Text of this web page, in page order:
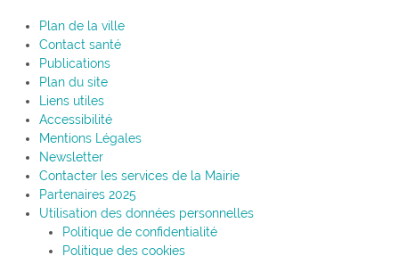
Plan de la ville
Contact santé
Publications
Plan du site
Liens utiles
Accessibilité
Mentions Légales
Newsletter
Contacter les services de la Mairie
Partenaires 2025
Utilisation des données personnelles
Politique de confidentialité
Politique des cookies